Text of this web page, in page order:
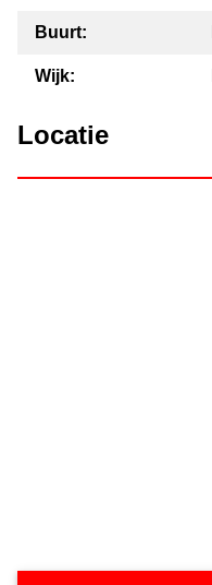
Buurt:
Wijk:
Locatie